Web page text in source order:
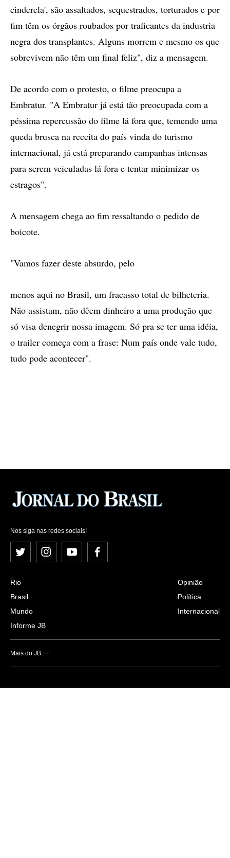
cinderela', são assaltados, sequestrados, torturados e por
fim têm os órgãos roubados por traficantes da industria
negra dos transplantes. Alguns morrem e mesmo os que
sobrevivem não têm um final feliz", diz a mensagem.
De acordo com o protesto, o filme preocupa a
Embratur. "A Embratur já está tão preocupada com a
péssima repercussão do filme lá fora que, temendo uma
queda brusca na receita do país vinda do turismo
internacional, já está preparando campanhas intensas
para serem veiculadas lá fora e tentar minimizar os
estragos".
A mensagem chega ao fim ressaltando o pedido de
boicote.
"Vamos fazer deste absurdo, pelo
menos aqui no Brasil, um fracasso total de bilheteria.
Não assistam, não dêem dinheiro a uma produção que
só visa denegrir nossa imagem. Só pra se ter uma idéia,
o trailer começa com a frase: Num país onde vale tudo,
tudo pode acontecer".
Nos siga nas redes sociais!
Twitter InstagramYouTubeFacebook
Rio
Brasil
Mundo
Informe JB
Opinião
Política
Internacional
Mais do JB
Esportes